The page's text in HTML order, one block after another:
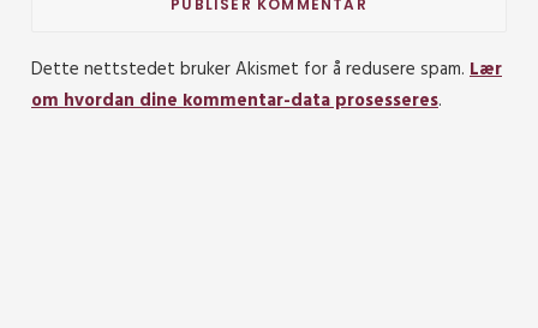
Dette nettstedet bruker Akismet for å redusere spam. Lær
om hvordan dine kommentar-data prosesseres.